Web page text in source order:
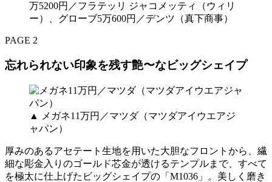
万5200円／フラテッリ ジャコメッティ（ウィリ
ー）、グローブ5万600円／デンツ（真下商事）
PAGE 2
忘れられない印象を残す艶〜なビッグシェイプ
▲ メガネ11万円／マツダ（マツダアイウエアジ
ャパン）
厚みのあるアセテート生地を用いた大胆なフロントから、繊
細な彫金入りのゴールド芯金が透けるテンプルまで、すべて
を極太に仕上げたビッグシェイプの「M1036」。美しく磨き